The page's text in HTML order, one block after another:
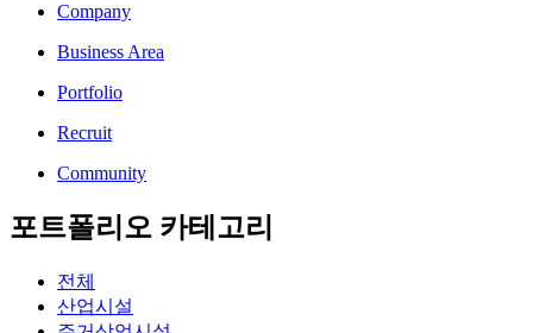
Company
Business Area
Portfolio
Recruit
Community
포트폴리오 카테고리
전체
산업시설